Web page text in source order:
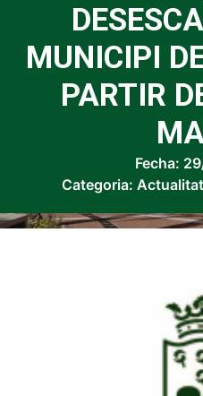
MUNICIPI
PARTIR
Fecha:
Categoria: